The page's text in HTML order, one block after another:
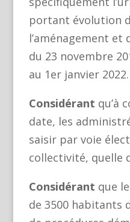
portant évolution
l’aménagement et
du 23 novembre
au 1er janvier 2022.
Considérant qu’à
date, les
saisir par voie
collectivité, quelle
Considérant que
de 3500 habitants